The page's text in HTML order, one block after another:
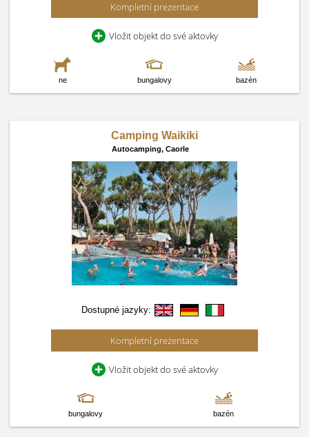
Kompletní prezentace
Vložit objekt do své aktovky
ne bungalovy bazén
Camping Waikiki
Autocamping, Caorle
Dostupné jazyky:
Kompletní prezentace
Vložit objekt do své aktovky
bungalovy bazén